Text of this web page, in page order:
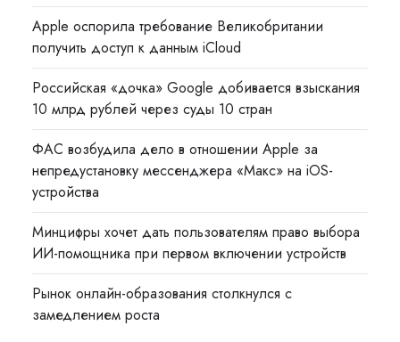
Apple оспорила требование Великобритании
получить доступ к данным iCloud
Российская «дочка» Google добивается взыскания
10 млрд рублей через суды 10 стран
ФАС возбудила дело в отношении Apple за
непредустановку мессенджера «Макс» на iOS-
устройства
Минцифры хочет дать пользователям право выбора
ИИ-помощника при первом включении устройств
Рынок онлайн-образования столкнулся с
замедлением роста